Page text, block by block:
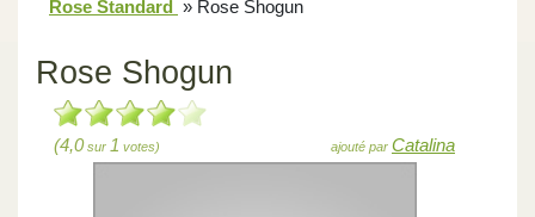
Rose Standard » Rose Shogun
Rose Shogun
(4,0sur 1 votes) ajouté par Catalina